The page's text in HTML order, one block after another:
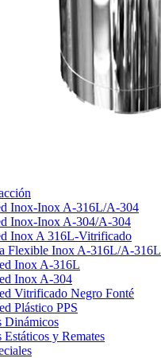
Inox-Inox A-316L/A-304
Inox-Inox A-304/A-304
Inox A 316L-Vitrificado
Flexible Inox A-316L/A-316L
Inox A-316L
Inox A-304
Vitrificado Negro Fonté
Plástico PPS
Dinámicos
Estáticos y Remates